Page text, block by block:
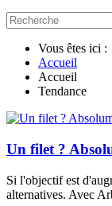
Vous êtes ici :
Accueil
Accueil
Tendance
Un filet ?
Si l'objectif est
alternatives. Avec